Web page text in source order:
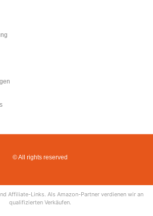
© All rights reserved
Affiliate-Links. Als Amazon-Partner verdienen wir an
qualifizierten Verkäufen.